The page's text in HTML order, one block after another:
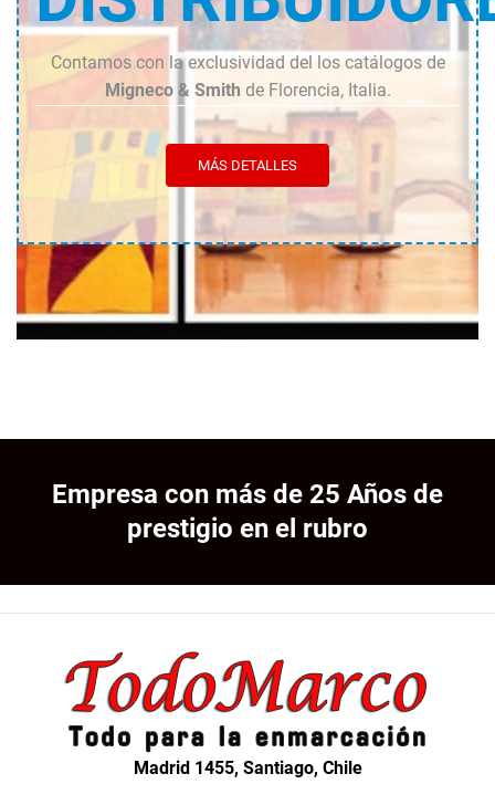
Contamos con la exclusividad del los catálogos de
Migneco & Smith de Florencia, Italia.
MÁS DETALLES
Empresa con más de 25 Años de
prestigio en el rubro
Madrid 1455, Santiago, Chile